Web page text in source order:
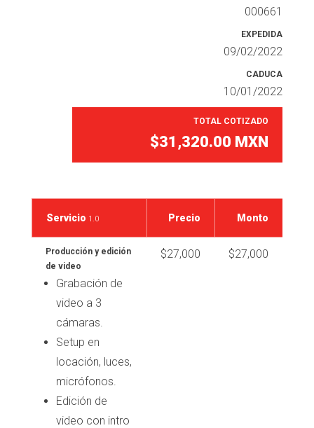
000661
EXPEDIDA
09/02/2022
CADUCA
10/01/2022
TOTAL COTIZADO
$31,320.00 MXN
Servicio 1.0
Producción y edición
de video
Grabación de
video a 3
cámaras.
Setup en
locación, luces,
micrófonos.
Edición de
video con intro
Precio
$27,000
Monto
$27,000